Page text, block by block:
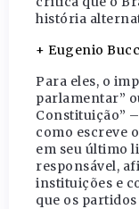
história
+ Eugenio
Para eles, o
parlamentar”
Constituição”
como escreve
em seu último
responsável,
instituições e
que os